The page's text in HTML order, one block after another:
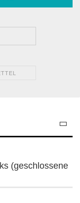
(geschlossene